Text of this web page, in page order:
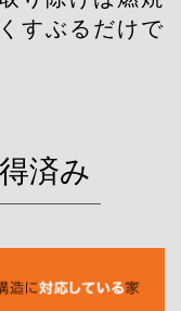
すぶるだけで
済み